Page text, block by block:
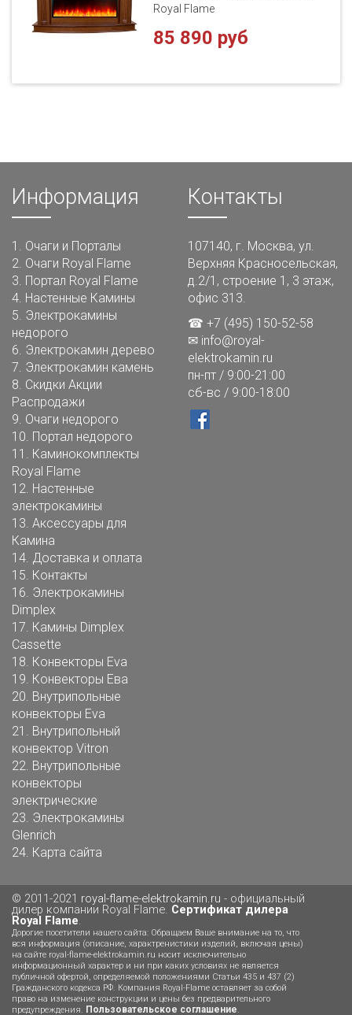
Royal Flame
85 890 руб
Информация
1. Очаги и Порталы
2. Очаги Royal Flame
3. Портал Royal Flame
4. Настенные Камины
5. Электрокамины
недорого
6. Электрокамин дерево
7. Электрокамин камень
8. Скидки Акции
Распродажи
9. Очаги недорого
10. Портал недорого
11. Каминокомплекты
Royal Flame
12. Настенные
электрокамины
13. Аксессуары для
Камина
14. Доставка и оплата
15. Контакты
16. Электрокамины
Dimplex
17. Камины Dimplex
Cassette
18. Конвекторы Eva
19. Конвекторы Ева
20. Внутрипольные
конвекторы Eva
21. Внутрипольный
конвектор Vitron
22. Внутрипольные
конвекторы
электрические
23. Электрокамины
Glenrich
24. Карта сайта
Контакты
107140, г. Москва, ул.
Верхняя Красносельская,
д.2/1, строение 1, 3 этаж,
офис 313.
☎ +7 (495) 150-52-58
✉ info@royal-
elektrokamin.ru
пн-пт / 9:00-21:00
сб-вс / 9:00-18:00
© 2011-2021 royal-flame-elektrokamin.ru - официальный
дилер компании Royal Flame. Сертификат дилера
Royal Flame.
Дорогие посетители нашего сайта: Обращаем Ваше внимание на то, что
вся информация (описание, характренистики изделий, включая цены)
на сайте royal-flame-elektrokamin.ru носит исключительно
информационный характер и ни при каких условиях не является
публичной офертой, определяемой положениями Статьи 435 и 437 (2)
Гражданского кодекса РФ. Компания Royal-Flame оставляет за собой
право на изменение конструкции и цены без предварительного
предупреждения. Пользовательское соглашение.